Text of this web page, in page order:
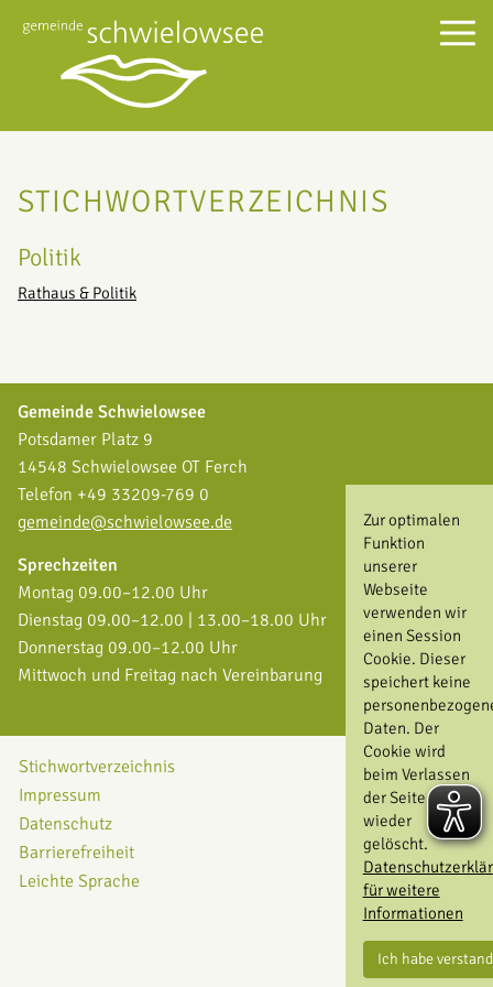
Zur optimalen
Funktion
unserer
Webseite
verwenden wir
einen Session
Cookie. Dieser
speichert keine
Daten. Der
Cookie wird
beim Verlassen
der Seite
wieder
gelöscht.
für weitere
Informationen
Ich habe
STICHWORTVERZEICHNIS
Politik
Rathaus & Politik
Gemeinde Schwielowsee
Potsdamer Platz 9
14548 Schwielowsee OT Ferch
Telefon +49 33209-769 0
gemeinde@schwielowsee.de
Sprechzeiten
Montag 09.00–12.00 Uhr
Dienstag 09.00–12.00 | 13.00–18.00 Uhr
Donnerstag 09.00–12.00 Uhr
Mittwoch und Freitag nach Vereinbarung
Stichwortverzeichnis
Impressum
Datenschutz
Barrierefreiheit
Leichte Sprache